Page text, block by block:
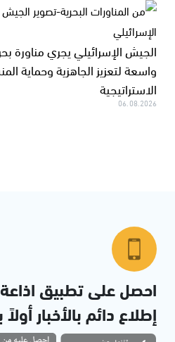
الجيش الإسرائيلي يجري مناورة
واسعة لتعزيز الجاهزية وحماية
الاستراتيجية
06.08.2026
احصل على تطبيق
إطلاع دائم بالأخبار